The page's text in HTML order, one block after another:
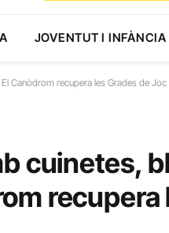
JOVENTUT I INFÀNCIA
Canòdrom recupera les Grades de Joc
cuinetes,
recupera